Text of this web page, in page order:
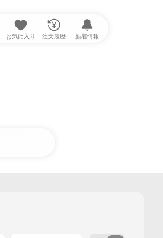
お気に入り 注文履歴 新着情報